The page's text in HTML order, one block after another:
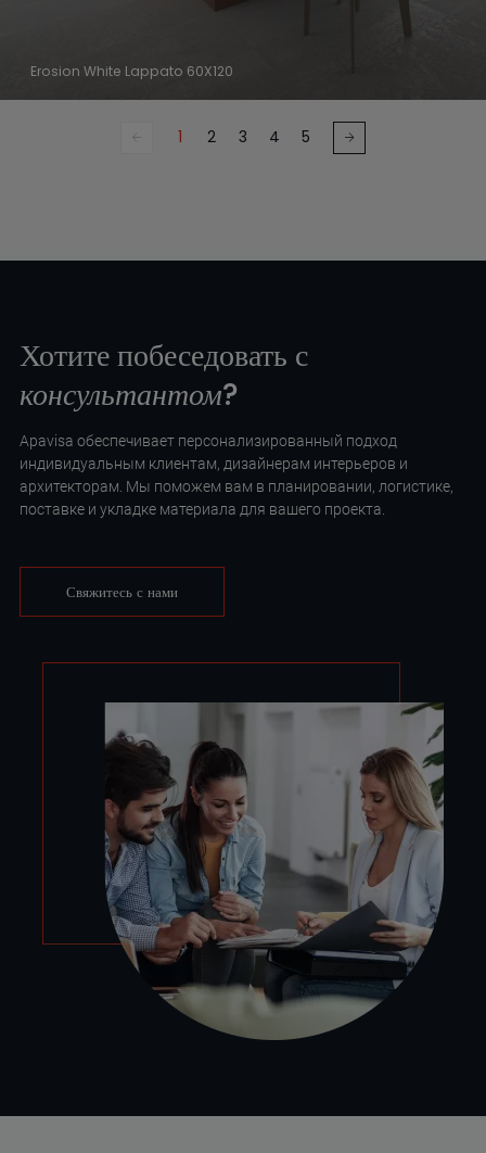
Erosion White Lappato 60X120
1 2 3 4 5
Хотите побеседовать с
консультантом?
Apavisa обеспечивает персонализированный подход
индивидуальным клиентам, дизайнерам интерьеров и
архитекторам. Мы поможем вам в планировании, логистике,
поставке и укладке материала для вашего проекта.
Свяжитесь с нами